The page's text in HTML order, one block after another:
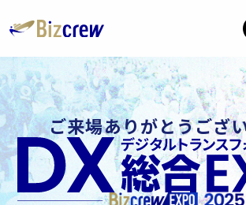
ご来場ありがとうござ